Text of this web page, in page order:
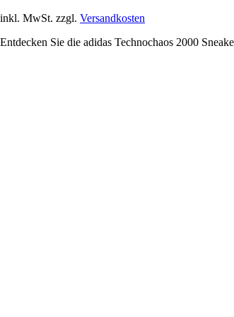
inkl. MwSt. zzgl. Versandkosten
Entdecken Sie die adidas Technochaos 2000